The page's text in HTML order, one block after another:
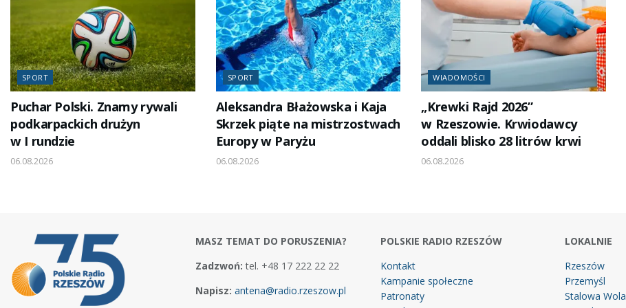
SPORT
Puchar Polski. Znamy rywali
podkarpackich drużyn
w I rundzie
06.08.2026
SPORT
Aleksandra Błażowska i Kaja
Skrzek piąte na mistrzostwach
Europy w Paryżu
06.08.2026
WIADOMOŚCI
„Krewki Rajd 2026”
w Rzeszowie. Krwiodawcy
oddali blisko 28 litrów krwi
06.08.2026
MASZ TEMAT DO PORUSZENIA?
Zadzwoń: tel. +48 17 222 22 22
Napisz: antena@radio.rzeszow.pl
POLSKIE RADIO RZESZÓW
Kontakt
Kampanie społeczne
Patronaty
LOKALNIE
Rzeszów
Przemyśl
Stalowa Wola